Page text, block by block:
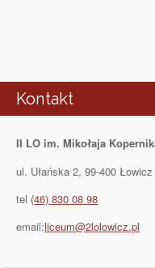
Kontakt
II LO im. Mikołaja
ul. Ułańska 2, 99-400 Łowicz
tel (46) 830 08 98
email:liceum@2lolowicz.pl